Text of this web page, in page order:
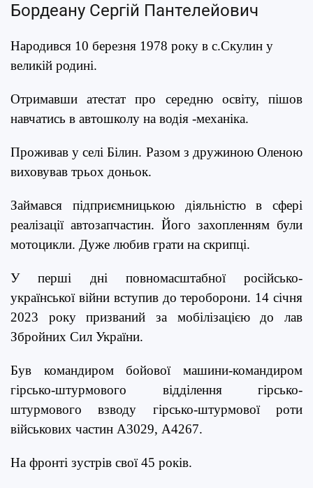
Бордеану Сергій Пантелейович
Народився 10 березня 1978 року в с.Скулин у
великій родині.
Отримавши атестат про середню освіту, пішов
навчатись в автошколу на водія -механіка.
Проживав у селі Білин. Разом з дружиною Оленою
виховував трьох доньок.
Займався підприємницькою діяльністю в сфері
реалізації автозапчастин. Його захопленням були
мотоцикли. Дуже любив грати на скрипці.
У перші дні повномасштабної російсько-
української війни вступив до тероборони. 14 січня
2023 року призваний за мобілізацією до лав
Збройних Сил України.
Був командиром бойової машини-командиром
гірсько-штурмового відділення гірсько-
штурмового взводу гірсько-штурмової роти
військових частин А3029, А4267.
На фронті зустрів свої 45 років.